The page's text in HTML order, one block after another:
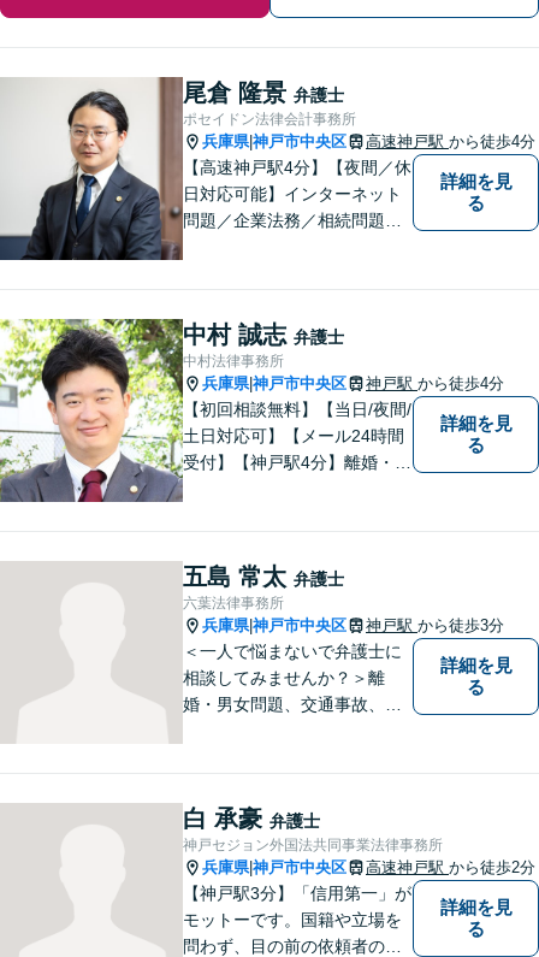
尾倉 隆景 弁護士
ポセイドン法律会計事務所
兵庫県|神戸市中央区 高速神戸駅 から徒歩4分
【高速神戸駅4分】【夜間／休
日対応可能】インターネット
問題／企業法務／相続問題／
詳細を見
る
中村 誠志 弁護士
中村法律事務所
兵庫県|神戸市中央区 神戸駅 から徒歩4分
【初回相談無料】【当日/夜間/
土日対応可】【メール24時間
受付】【神戸駅4分】離婚・男
目指します。どんなささいな
事でも、お気軽にご相談くだ
さい。
詳細を見
る
五島 常太 弁護士
六葉法律事務所
兵庫県|神戸市中央区 神戸駅 から徒歩3分
＜一人で悩まないで弁護士に
相談してみませんか？＞離
婚・男女問題、交通事故、刑
い。
詳細を見
る
白 承豪 弁護士
神戸セジョン外国法共同事業法律事務所
兵庫県|神戸市中央区 高速神戸駅 から徒歩2分
【神戸駅3分】「信用第一」が
モットーです。国籍や立場を
問わず、目の前の依頼者のた
詳細を見
る